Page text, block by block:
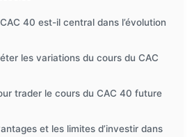
40 est-il central dans l’évolution
les variations du cours du CAC
trader le cours du CAC 40 future
et les limites d’investir dans